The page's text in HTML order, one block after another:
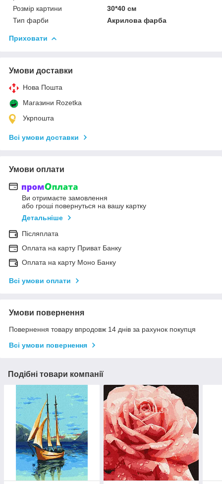
Розмір картини
30*40 см
Тип фарби
Акрилова фарба
Приховати
Умови доставки
Нова Пошта
Магазини Rozetka
Укрпошта
Всі умови доставки
Умови оплати
Ви отримаєте замовлення
або гроші повернуться на вашу картку
Детальніше
Післяплата
Оплата на карту Приват Банку
Оплата на карту Моно Банку
Всі умови оплати
Умови повернення
Повернення товару впродовж 14 днів за рахунок покупця
Всі умови повернення
Подібні товари компанії